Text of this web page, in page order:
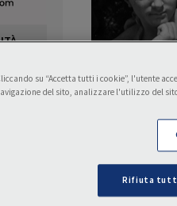
su “Accetta tutti i cookie”, l'utente
del sito, analizzare l'utilizzo del
Rifiuta